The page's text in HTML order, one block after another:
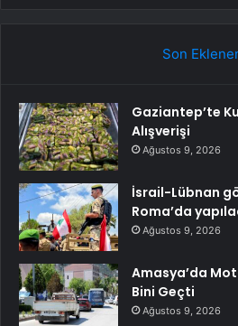
Son
Gaziantep’te
Alışverişi
Ağustos 9, 2026
İsrail-Lübnan
Roma’da
Ağustos 9, 2026
Amasya’da
Bini Geçti
Ağustos 9, 2026